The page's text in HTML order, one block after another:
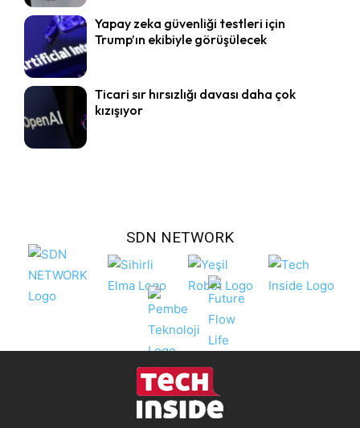
Yapay zeka güvenliği testleri için
Trump’ın ekibiyle görüşülecek
Ticari sır hırsızlığı davası daha çok
kızışıyor
SDN NETWORK